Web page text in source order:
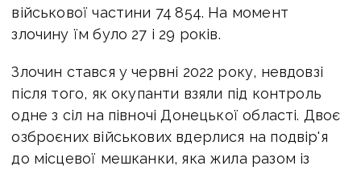
військової частини 74 854. На момент
злочину їм було 27 і 29 років.
Злочин стався у червні 2022 року, невдовзі
після того, як окупанти взяли під контроль
одне з сіл на півночі Донецької області. Двоє
озброєних військових вдерлися на подвір'я
до місцевої мешканки, яка жила разом із